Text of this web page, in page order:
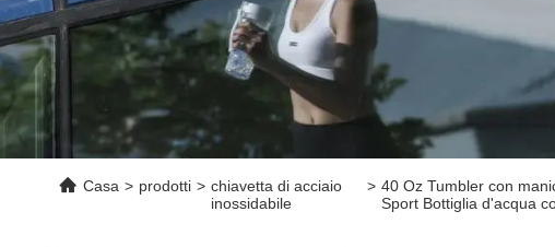
Casa > prodotti > chiavetta di acciaio
inossidabile
> 40 Oz Tumbler con
Sport Bottiglia d'acqua